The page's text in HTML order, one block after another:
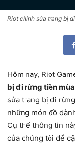
Riot chỉnh sửa trang bị
Hôm nay, Riot
bị đi rừng tiền
sửa trang bị đi
những món đồ
Cụ thể thông tin
của chúng tôi để